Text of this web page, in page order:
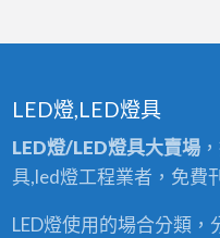
LED燈,LED燈具
LED燈/LED燈具大賣場
具,led燈工程業者，免費
LED燈使用的場合分類